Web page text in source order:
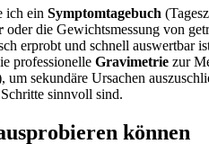
ich ein Symptomtagebuch
oder ⁢die Gewichtsmessung von
erprobt und schnell auswertbar
professionelle Gravimetrie zur
sekundäre Ursachen
sinnvoll sind.
können